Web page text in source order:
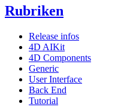
Rubriken
Release infos
4D AIKit
4D Components
Generic
User Interface
Back End
Tutorial